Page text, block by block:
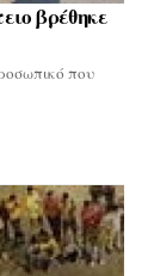
βρέθηκε
που